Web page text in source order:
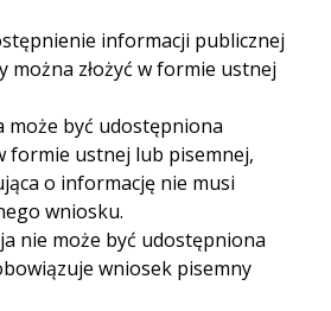
informacji publicznej
można złożyć w formie ustnej
może być udostępniona
formie ustnej lub pisemnej,
o informację nie musi
wniosku.
nie może być udostępniona
wniosek pisemny